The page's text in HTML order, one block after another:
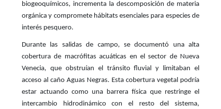
biogeoquímicos, incrementa la descomposición de materia
orgánica y compromete hábitats esenciales para especies de
interés pesquero.
Durante las salidas de campo, se documentó una alta
cobertura de macrófitas acuáticas en el sector de Nueva
Venecia, que obstruían el tránsito fluvial y limitaban el
acceso al caño Aguas Negras. Esta cobertura vegetal podría
estar actuando como una barrera física que restringe el
intercambio hidrodinámico con el resto del sistema,